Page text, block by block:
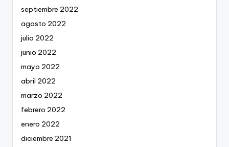
septiembre 2022
agosto 2022
julio 2022
junio 2022
mayo 2022
abril 2022
marzo 2022
febrero 2022
enero 2022
diciembre 2021